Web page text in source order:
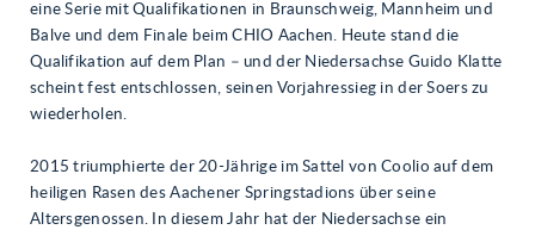
eine Serie mit Qualifikationen in Braunschweig, Mannheim und
Balve und dem Finale beim CHIO Aachen. Heute stand die
Qualifikation auf dem Plan – und der Niedersachse Guido Klatte
scheint fest entschlossen, seinen Vorjahressieg in der Soers zu
wiederholen.
2015 triumphierte der 20-Jährige im Sattel von Coolio auf dem
heiligen Rasen des Aachener Springstadions über seine
Altersgenossen. In diesem Jahr hat der Niedersachse ein